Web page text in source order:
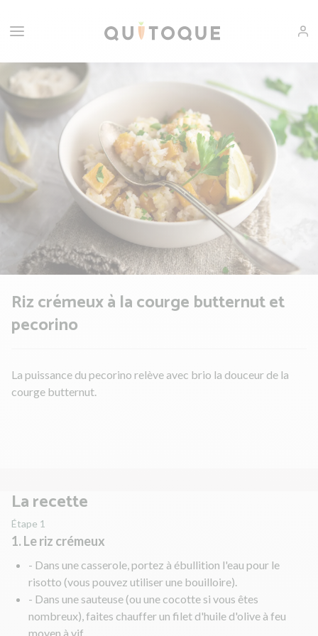
Riz crémeux à la courge butternut et
pecorino
La puissance du pecorino relève avec brio la douceur de la
courge butternut.
La recette
Étape 1
1. Le riz crémeux
- Dans une casserole, portez à ébullition l'eau pour le
risotto (vous pouvez utiliser une bouilloire).
- Dans une sauteuse (ou une cocotte si vous êtes
nombreux), faites chauffer un filet d'huile d'olive à feu
moyen à vif.